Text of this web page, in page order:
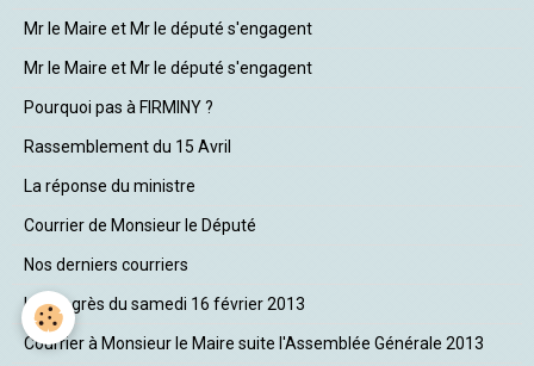
Mr le Maire et Mr le député s'engagent
Mr le Maire et Mr le député s'engagent
Pourquoi pas à FIRMINY ?
Rassemblement du 15 Avril
La réponse du ministre
Courrier de Monsieur le Député
Nos derniers courriers
Le Progrès du samedi 16 février 2013
Courrier à Monsieur le Maire suite l'Assemblée Générale 2013